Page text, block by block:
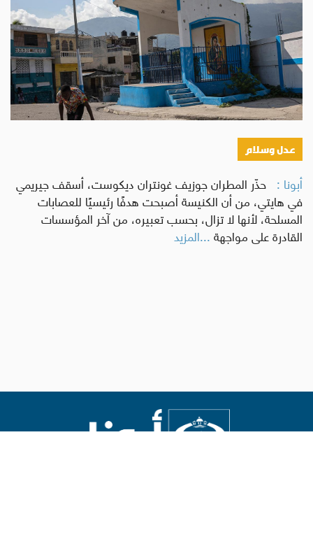
عدل وسلام
أبونا : حذّر المطران جوزيف غونتران ديكوست، أسقف جيريمي
في هايتي، من أن الكنيسة أصبحت هدفًا رئيسيًا للعصابات
المسلحة، لأنها لا تزال، بحسب تعبيره، من آخر المؤسسات
القادرة على مواجهة...المزيد